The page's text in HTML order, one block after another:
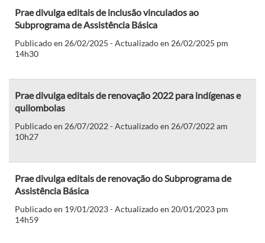
Prae divulga editais de inclusão vinculados ao
Subprograma de Assistência Básica
Publicado en 26/02/2025 - Actualizado en 26/02/2025 pm
14h30
Prae divulga editais de renovação 2022 para indígenas e
quilombolas
Publicado en 26/07/2022 - Actualizado en 26/07/2022 am
10h27
Prae divulga editais de renovação do Subprograma de
Assistência Básica
Publicado en 19/01/2023 - Actualizado en 20/01/2023 pm
14h59